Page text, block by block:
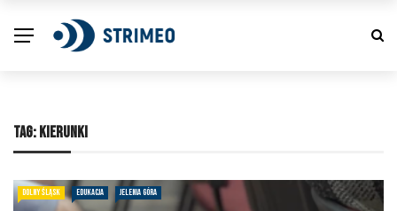
TAG: KIERUNKI
DOLNY ŚLĄSK EDUKACJA JELENIA GÓRA